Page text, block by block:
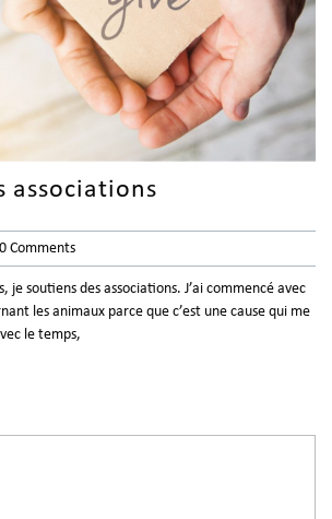
associations
0 Comments
je soutiens des associations. J’ai commencé avec
les animaux parce que c’est une cause qui me
le temps,